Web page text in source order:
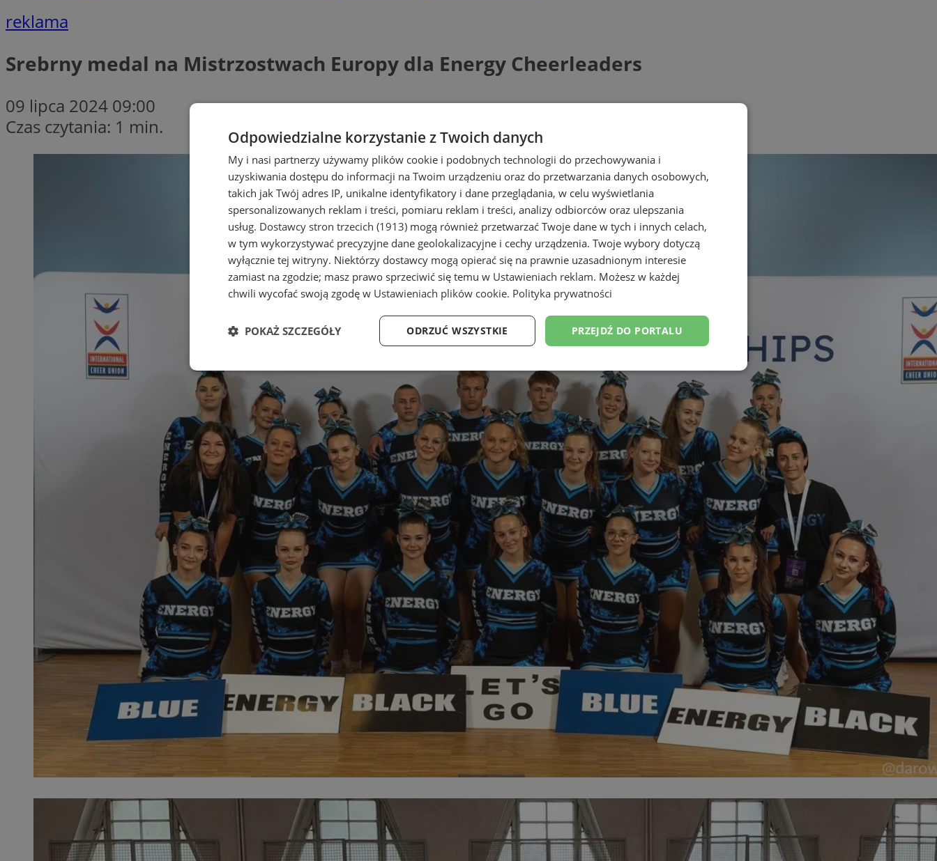
reklama
Srebrny medal na Mistrzostwach Europy dla Energy Cheerleaders
09 lipca 2024 09:00
Czas czytania: 1 min.
Odpowiedzialne korzystanie z Twoich danych
My i nasi partnerzy używamy plików cookie i podobnych technologii do przechowywania i
uzyskiwania dostępu do informacji na Twoim urządzeniu oraz do przetwarzania danych osobowych,
takich jak Twój adres IP, unikalne identyfikatory i dane przeglądania, w celu wyświetlania
spersonalizowanych reklam i treści, pomiaru reklam i treści, analizy odbiorców oraz ulepszania
usług. Dostawcy stron trzecich (1913) mogą również przetwarzać Twoje dane w tych i innych celach,
w tym wykorzystywać precyzyjne dane geolokalizacyjne i cechy urządzenia. Twoje wybory dotyczą
wyłącznie tej witryny. Niektórzy dostawcy mogą opierać się na prawnie uzasadnionym interesie
zamiast na zgodzie; masz prawo sprzeciwić się temu w Ustawieniach reklam. Możesz w każdej
chwili wycofać swoją zgodę w Ustawieniach plików cookie. Polityka prywatności
PRZEJDŹ DO PORTALU
ODRZUĆ WSZYSTKIE
POKAŻ SZCZEGÓŁY
Niezbędne Wydajność Targetowanie Funkcjonalność Niesklasyfikowane
Niezbędne Wydajność Targetowanie Funkcjonalność Niesklasyfikowane
Niezbędne pliki cookie umożliwiają korzystanie z podstawowych funkcji strony internetowej, takich jak logowanie użytkownika i
zarządzanie kontem. Bez niezbędnych plików cookie nie można prawidłowo korzystać ze strony internetowej.
Nazwa
Provider/
Domena
Okres
przechowywania
Opis
zabrze.com.pl 1 rok
Ten plik cookie przechowuje identyfikator sesji.
QeSessID
zabrze.com.pl 1 rok
Ten plik cookie przechowuje identyfikator sesji.
MvSessID
zabrze.com.pl 1 rok
Ten plik cookie przechowuje identyfikator sesji.
__cf_bm
Cloudflare
Inc.
.x.com
29 minut 53
sekundy
Ten plik cookie służy do rozróżniania ludzi i botów. Jest
to korzystne dla strony internetowej, ponieważ
umożliwia tworzenie ważnych raportów na temat
korzystania z jej witryny internetowej.
__cf_bm
Cloudflare
.twitter.com
29 minut 55
Ten plik cookie służy do rozróżniania ludzi i botów. Jest
to korzystne dla strony internetowej, ponieważ
umożliwia tworzenie ważnych raportów na temat
korzystania z jej witryny internetowej.
zabrze.com.pl
Ten plik cookie jest używany przez usługę Cookie-
Script.com do zapamiętywania preferencji dotyczących
zgody użytkownika na pliki cookie. Jest to konieczne,
aby baner cookie Cookie-Script.com działał poprawnie.
.youtube.com
tygodnie
użytkownika oraz jego preferencjach dotyczących
wybory dotyczące polityki prywatności i ustawień
zgody, zapewniając ich przestrzeganie w kolejnych
wizytach. Dzięki temu użytkownik nie musi ponownie
konfigurować swoich preferencji, co zwiększa wygodę i
zgodność z regulacjami ochrony danych.